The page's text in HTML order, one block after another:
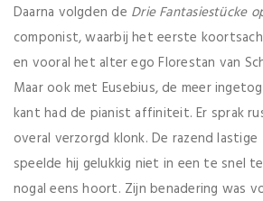
Daarna volgden de Drie Fantasiestücke
componist, waarbij het eerste
en vooral het alter ego Florestan van
Maar ook met Eusebius, de meer
kant had de pianist affiniteit. Er sprak
overal verzorgd klonk. De razend lastige
speelde hij gelukkig niet in een te snel
nogal eens hoort. Zijn benadering was